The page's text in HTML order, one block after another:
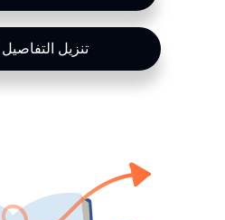
تنزيل التفاصيل